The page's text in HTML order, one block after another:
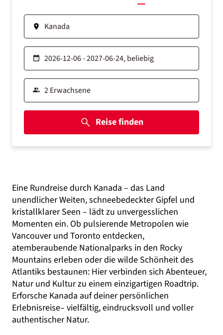
Reise finden
Eine Rundreise durch Kanada – das Land
unendlicher Weiten, schneebedeckter Gipfel und
kristallklarer Seen – lädt zu unvergesslichen
Momenten ein. Ob pulsierende Metropolen wie
Vancouver und Toronto entdecken,
atemberaubende Nationalparks in den Rocky
Mountains erleben oder die wilde Schönheit des
Atlantiks bestaunen: Hier verbinden sich Abenteuer,
Natur und Kultur zu einem einzigartigen Roadtrip.
Erforsche Kanada auf deiner persönlichen
Erlebnisreise– vielfältig, eindrucksvoll und voller
authentischer Natur.